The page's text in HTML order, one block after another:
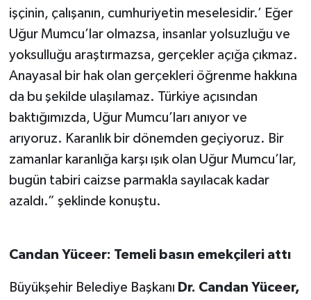
işçinin, çalışanın, cumhuriyetin meselesidir.’ Eğer
Uğur Mumcu’lar olmazsa, insanlar yolsuzluğu ve
yoksulluğu araştırmazsa, gerçekler açığa çıkmaz.
Anayasal bir hak olan gerçekleri öğrenme hakkına
da bu şekilde ulaşılamaz. Türkiye açısından
baktığımızda, Uğur Mumcu’ları anıyor ve
arıyoruz. Karanlık bir dönemden geçiyoruz. Bir
zamanlar karanlığa karşı ışık olan Uğur Mumcu’lar,
bugün tabiri caizse parmakla sayılacak kadar
azaldı.” şeklinde konuştu.
Candan Yüceer: Temeli basın emekçileri attı
Büyükşehir Belediye Başkanı Dr. Candan Yüceer,